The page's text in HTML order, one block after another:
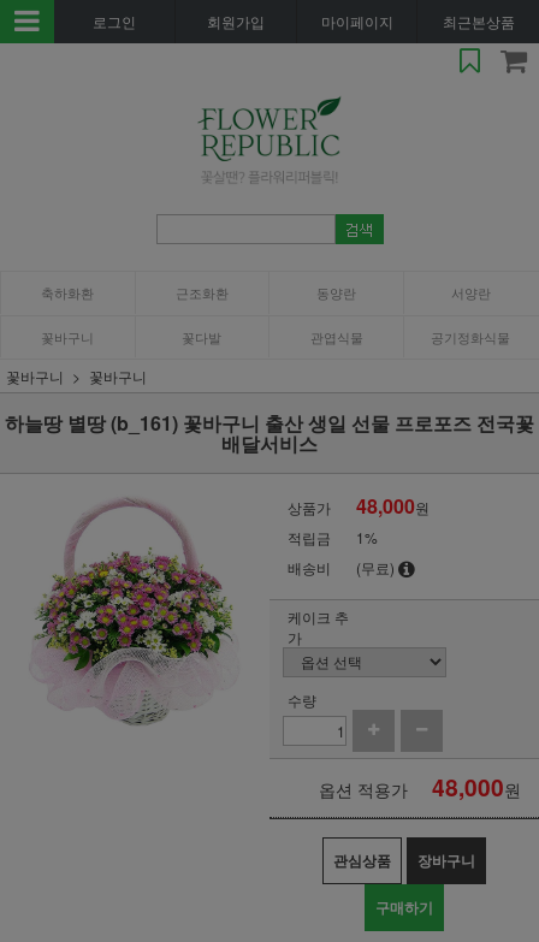
로그인 회원가입 마이페이지 최근본상품
축하화환 근조화환 동양란 서양란
꽃바구니 꽃다발 관엽식물 공기정화식물
꽃바구니 꽃바구니
하늘땅 별땅 (b_161) 꽃바구니 출산 생일 선물 프로포즈 전국꽃
배달서비스
상품가 48,000원
적립금
1%
배송비
(무료)
케이크 추
가
수량
옵션 적용가 48,000원
관심상품 장바구니
구매하기